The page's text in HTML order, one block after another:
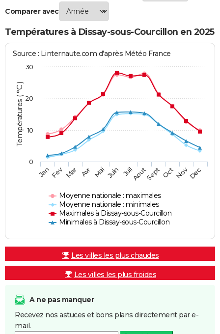
Comparer avec
Températures à Dissay-sous-Courcillon en 2025
Températures ( °C )
Source : Linternaute.com d'après Météo France
Moyenne nationale : maximales
Moyenne nationale : minimales
Maximales à Dissay-sous-Courcillon
Minimales à Dissay-sous-Courcillon
JanFev Mar Avr Mai Juin JuilAoutSept OctNovDec
0
10
20
30
Les villes les plus chaudes
Les villes les plus froides
A ne pas manquer
Recevez nos astuces et bons plans directement par e-
mail.